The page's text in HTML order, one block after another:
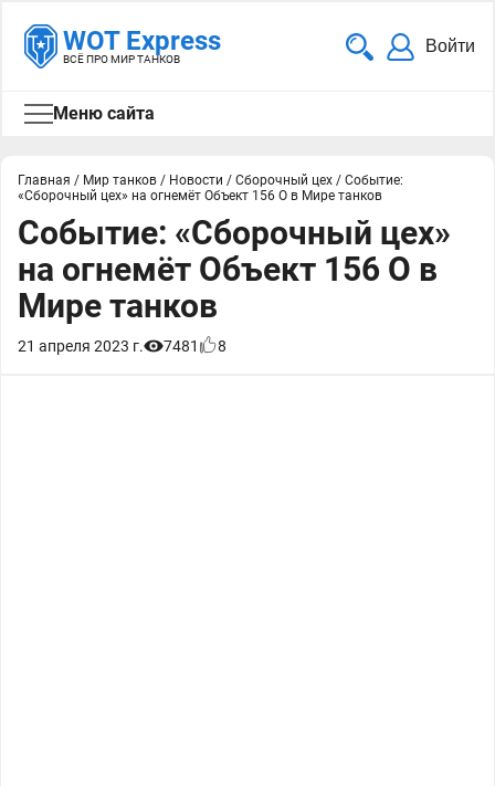
WOT Express
ВСЁ ПРО МИР ТАНКОВ
Войти
Меню сайта
Главная / Мир танков / Новости / Сборочный цех / Событие:
«Сборочный цех» на огнемёт Объект 156 О в Мире танков
Событие: «Сборочный цех»
на огнемёт Объект 156 О в
Мире танков
21 апреля 2023 г. 7481 8